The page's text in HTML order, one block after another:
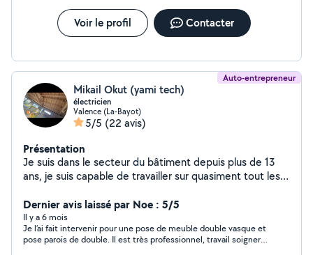
Voir le profil Contacter
Auto-entrepreneur
Mikail Okut (yami tech)
électricien
Valence (La-Bayot)
5/5 (22 avis)
Présentation
Je suis dans le secteur du bâtiment depuis plus de 13
ans, je suis capable de travailler sur quasiment tout les
une tâche je vous le dirais tout de suite, aucun travail ne
sera laisser à moitié. Travail soigner et chantier propre
garantie.
Dernier avis laissé par Noe : 5/5
Il y a 6 mois
Je l’ai fait intervenir pour une pose de meuble double vasque et
pose parois de double. Il est très professionnel, travail soigner,